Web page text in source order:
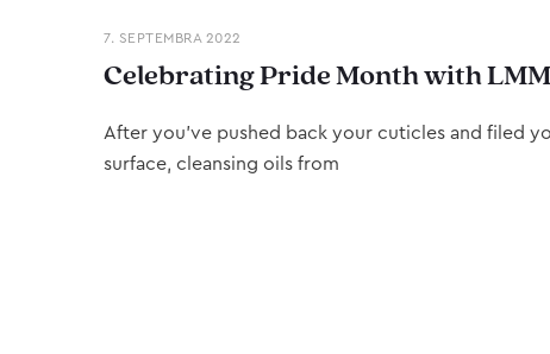
7. SEPTEMBRA 2022
Celebrating Pride Month with
After you’ve pushed back your cuticles and filed
surface, cleansing oils from